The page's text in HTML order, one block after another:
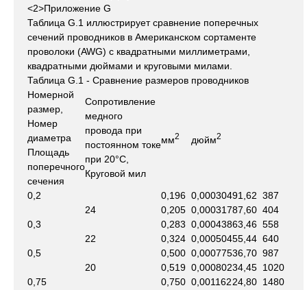
<2>Приложение G
Таблица G.1 иллюстрирует сравнение поперечных
сечений проводников в Американском сортаменте
проволоки (AWG) с квадратными миллиметрами,
квадратными дюймами и круговыми милами.
Таблица G.1 - Сравнение размеров проводников
Номерной
размер,
Номер
диаметра
Площадь
поперечного
сечения
Сопротивление
медного
провода при
постоянном токе
при 20°С,
Круговой мил
мм2 дюйм2
0,2 0,196 0,00030491,62 387
24
0,205 0,00031787,60 404
0,3
0,283 0,00043863,46 558
22
0,324 0,00050455,44 640
0,5
0,500 0,00077536,70 987
20
0,519 0,00080234,45 1020
0,75
0,750 0,00116224,80 1480